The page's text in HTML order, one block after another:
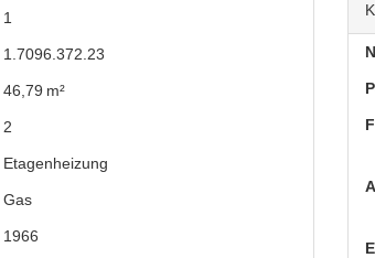
1
1.7096.372.23
46,79 m²
2
Etagenheizung
Gas
1966